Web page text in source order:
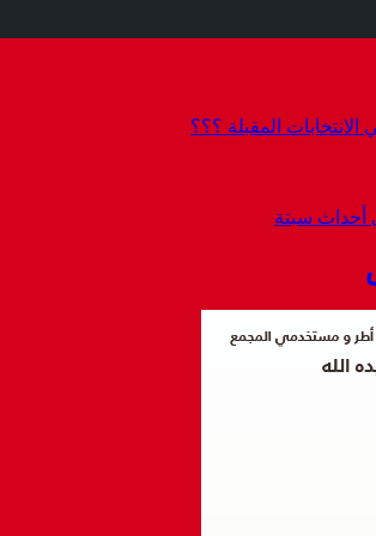
المقبلة ؟؟؟
أحداث سبتة